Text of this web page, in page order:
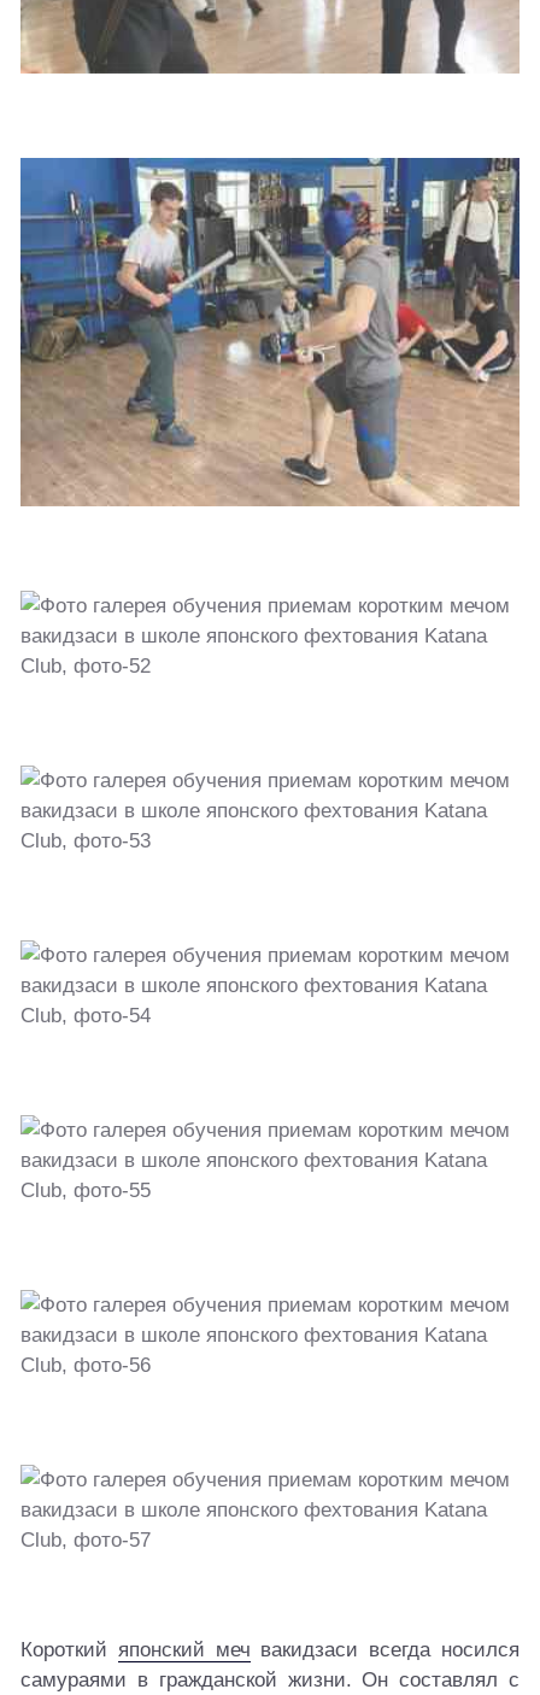
Короткий японский меч вакидзаси всегда носился
самураями в гражданской жизни. Он составлял с